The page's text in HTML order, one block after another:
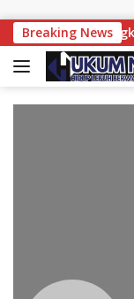
Breaking News
Siapkan